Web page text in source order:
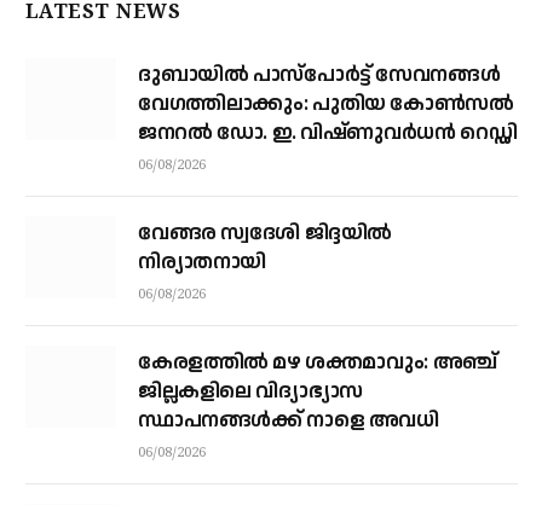
LATEST NEWS
ദുബായിൽ പാസ്‌പോർട്ട് സേവനങ്ങൾ
വേഗത്തിലാക്കും: പുതിയ കോൺസൽ
ജനറൽ ഡോ. ഇ. വിഷ്ണുവർധൻ റെഡ്ഡി
06/08/2026
വേങ്ങര സ്വദേശി ജിദ്ദയിൽ
നിര്യാതനായി
06/08/2026
കേരളത്തില്‍ മഴ ശക്തമാവും: അഞ്ച്
ജില്ലകളിലെ വിദ്യാഭ്യാസ
സ്ഥാപനങ്ങള്‍ക്ക് നാളെ അവധി
06/08/2026